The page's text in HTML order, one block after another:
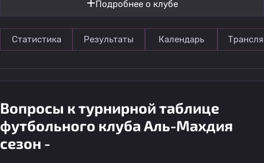
Подробнее о клубе
Статистика Результаты Календарь
Вопросы к турнирной таблице
футбольного клуба Аль-Махдия
сезон -